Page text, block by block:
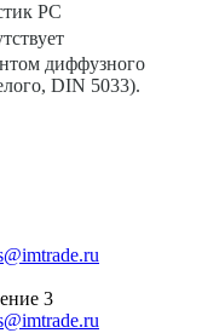
PC
диффузного
DIN 5033).
3